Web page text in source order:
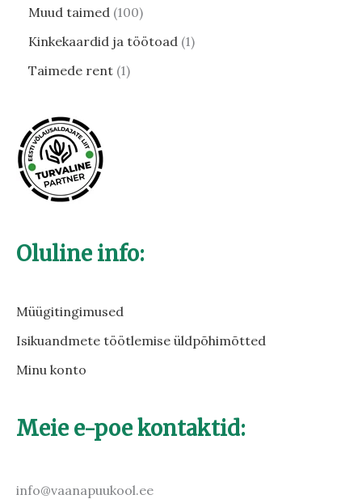
Muud taimed 100
Kinkekaardid ja töötoad 1
Taimede rent 1
Oluline info:
Müügitingimused
Isikuandmete töötlemise üldpõhimõtted
Minu konto
Meie e-poe kontaktid:
info@vaanapuukool.ee